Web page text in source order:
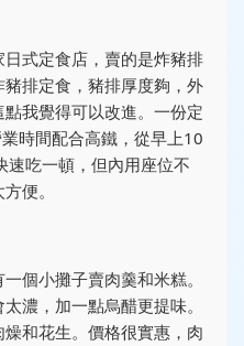
式定食店，賣的是炸豬排
排定食，豬排厚度夠，外
我覺得可以改進。一份定
時間配合高鐵，從早上10
吃一頓，但內用座位不
便。
個小攤子賣肉羹和米糕。
濃，加一點烏醋更提味。
和花生。價格很實惠，肉